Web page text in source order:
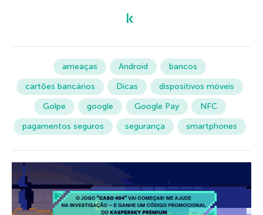
ameaças Android
bancos
cartões bancários
Dicas
dispositivos móveis
Golpe
google Google Pay
NFC
pagamentos seguros
segurança smartphones